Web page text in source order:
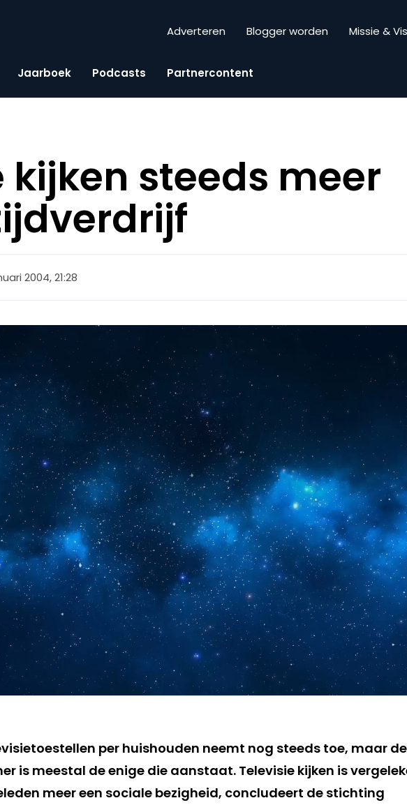
Adverteren Blogger worden Missie &
Jaarboek Podcasts Partnercontent
kijken steeds meer
2004, 21:28
per huishouden neemt nog steeds toe, maar
is meestal de enige die aanstaat. Televisie kijken is
meer een sociale bezigheid, concludeert de stichting